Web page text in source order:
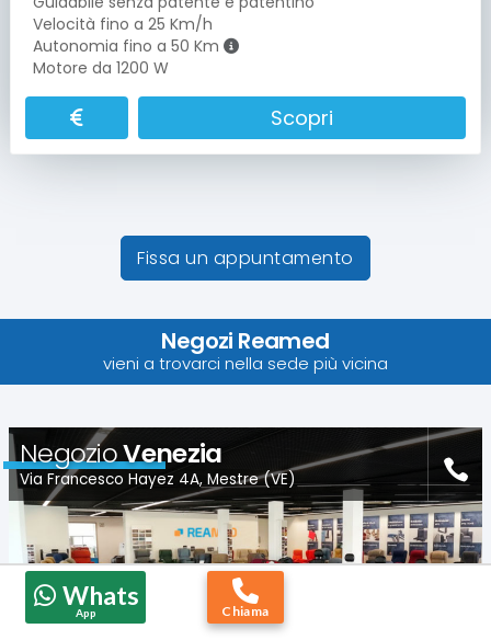
Velocità fino a 25 Km/h
Autonomia fino a 50 Km
Motore da 1200 W
Scopri
Fissa un appuntamento
Negozi Reamed
vieni a trovarci nella sede più vicina
NegozioVenezia
Via Francesco Hayez 4A, Mestre (VE)
Whats
App Chiama